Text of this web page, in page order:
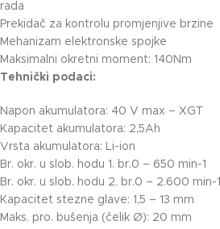
rada
Prekidač za kontrolu promjenjive brzine
Mehanizam elektronske spojke
Maksimalni okretni moment: 140Nm
Tehnički podaci:
Napon akumulatora: 40 V max – XGT
Kapacitet akumulatora: 2,5Ah
Vrsta akumulatora: Li-ion
Br. okr. u slob. hodu 1. br.0 – 650 min-1
Br. okr. u slob. hodu 2. br.0 – 2.600 min-1
Kapacitet stezne glave: 1,5 – 13 mm
Maks. pro. bušenja (čelik Ø): 20 mm